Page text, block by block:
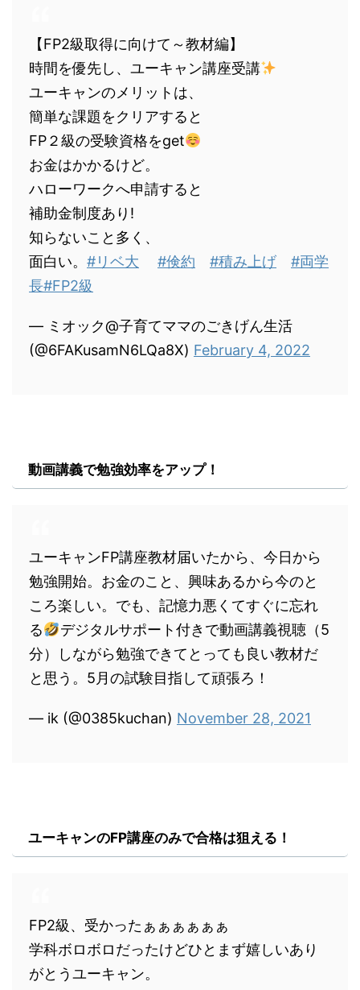
【FP2級取得に向けて～教材編】
時間を優先し、ユーキャン講座受講
ユーキャンのメリットは、
簡単な課題をクリアすると
FP２級の受験資格をget
お金はかかるけど。
ハローワークへ申請すると
補助金制度あり!
知らないこと多く、
面白い。 #リベ大 #倹約 #積み上げ
#両学
長#FP2級
— ミオック@子育てママのごきげん生活
(@6FAKusamN6LQa8X) February 4, 2022
動画講義で勉強効率をアップ！
ユーキャンFP講座教材届いたから、今日から
勉強開始。お金のこと、興味あるから今のと
ころ楽しい。でも、記憶力悪くてすぐに忘れ
る
デジタルサポート付きで動画講義視聴（5
分）しながら勉強できてとっても良い教材だ
と思う。5月の試験目指して頑張ろ！
— ik (@0385kuchan) November 28, 2021
ユーキャンのFP講座のみで合格は狙える！
FP2級、受かったぁぁぁぁぁぁ
学科ボロボロだったけどひとまず嬉しいあり
がとうユーキャン。